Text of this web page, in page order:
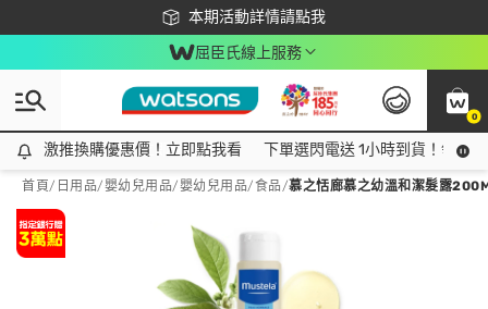
本期活動詳情請點我
下載app最高回饋$350
屈臣氏線上服務
0
激推換購優惠價！立即點我看
激推換購優惠價！立即點我看 下單選閃電送 1小時到貨！領神
首頁/ 日用品/嬰幼兒用品/嬰幼兒用品/食品/慕之恬廊慕之幼溫和潔髮露